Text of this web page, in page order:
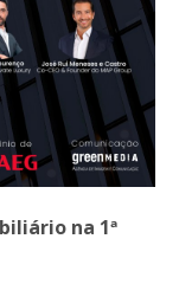
na 1ª